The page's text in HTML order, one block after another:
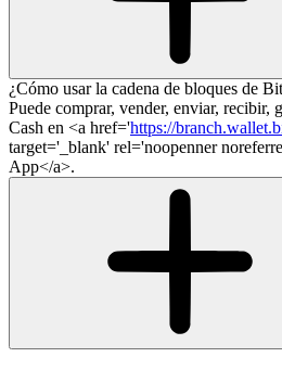
¿Cómo usar la cadena de bloques de
Puede comprar, vender, enviar, recibir,
Cash en <a href='https://
target='_blank' rel='noopenner
App</a>.